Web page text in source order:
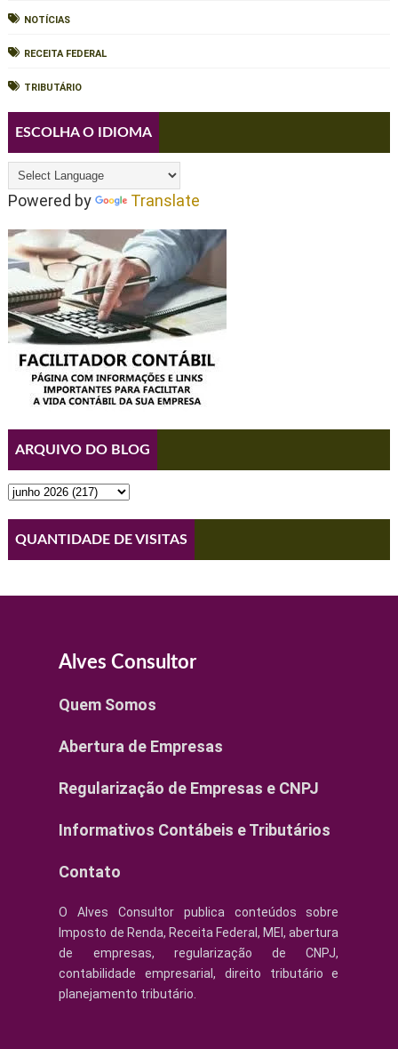
NOTÍCIAS
RECEITA FEDERAL
TRIBUTÁRIO
ESCOLHA O IDIOMA
Powered by Translate
ARQUIVO DO BLOG
QUANTIDADE DE VISITAS
Alves Consultor
Quem Somos
Abertura de Empresas
Regularização de Empresas e CNPJ
Informativos Contábeis e Tributários
Contato
O Alves Consultor publica conteúdos sobre
Imposto de Renda, Receita Federal, MEI, abertura
de empresas, regularização de CNPJ,
contabilidade empresarial, direito tributário e
planejamento tributário.